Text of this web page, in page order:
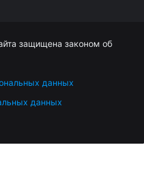
защищена законом об
данных
данных